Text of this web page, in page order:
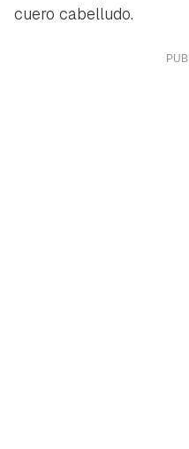
cuero cabelludo.